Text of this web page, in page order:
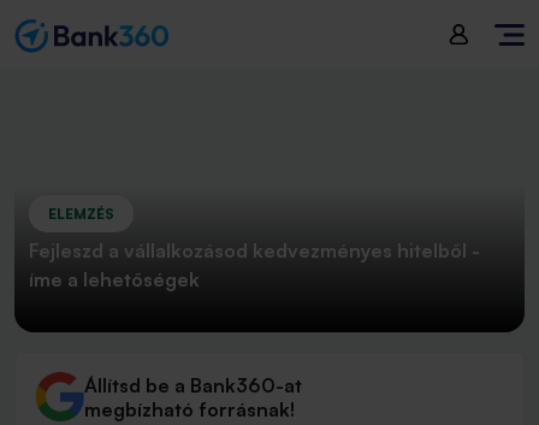
ELEMZÉS
Fejleszd a vállalkozásod kedvezményes hitelből -
íme a lehetőségek
Állítsd be a Bank360-at
megbízható forrásnak!